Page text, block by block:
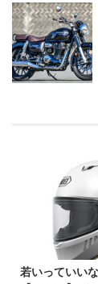
若いっていい